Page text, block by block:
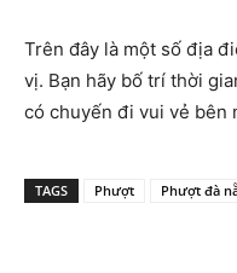
Trên đây là một số địa
vị. Bạn hãy bố trí thời
có chuyến đi vui vẻ bên
TAGS Phượt Phượt đà